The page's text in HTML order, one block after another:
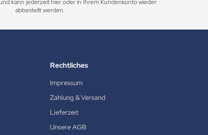
kann jederzeit hier oder in Ihrem Kundenkonto wieder
abbestellt werden.
Rechtliches
Impressum
Zahlung & Versand
Lieferzeit
Unsere AGB